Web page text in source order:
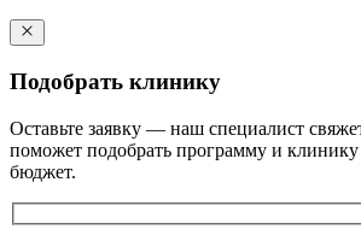
Подобрать клинику
Оставьте заявку — наш специалист
поможет подобрать программу и
бюджет.